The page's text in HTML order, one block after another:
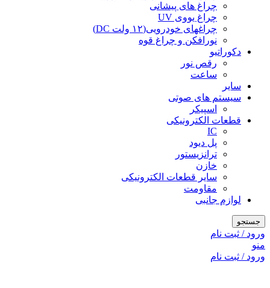
چراغ های پیشانی
چراغ یووی UV
چراغهای خودرویی(۱۲ ولت DC)
نورافکن و چراغ قوه
دکوراتیو
رقص نور
ساعت
سایر
سیستم های صوتی
اسپیکر
قطعات الکترونیکی
IC
پل دیود
ترانزیستور
خازن
سایر قطعات الکترونیکی
مقاومت
لوازم جانبی
جستجو
ورود / ثبت نام
منو
ورود / ثبت نام